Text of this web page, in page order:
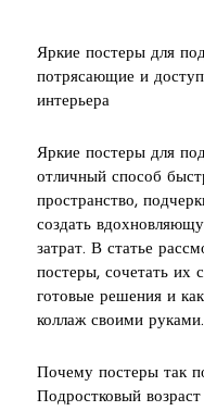
Яркие постеры для
потрясающие и
интерьера
Яркие постеры для
отличный способ
пространство,
создать
затрат. В статье
постеры, сочетать их
готовые решения и
коллаж своими руками.
Почему постеры так
Подростковый